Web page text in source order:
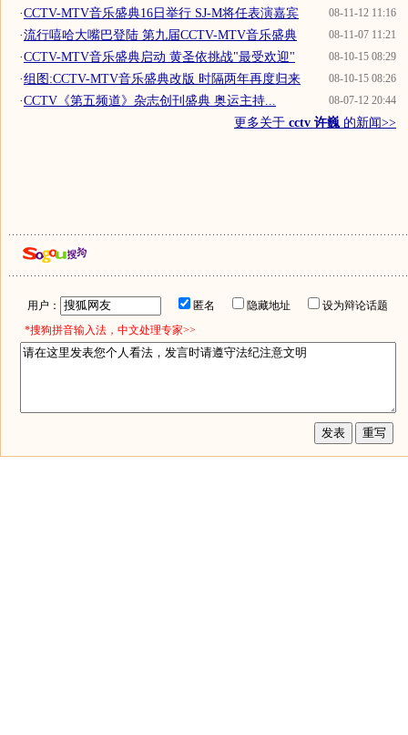
08-11-12 11:16
·CCTV-MTV音乐盛典16日举行 SJ-M将任表演嘉宾
08-11-07 11:21
·流行嘻哈大嘴巴登陆 第九届CCTV-MTV音乐盛典
08-10-15 08:29
·CCTV-MTV音乐盛典启动 黄圣依挑战"最受欢迎"
08-10-15 08:26
·组图:CCTV-MTV音乐盛典改版 时隔两年再度归来
08-07-12 20:44
·CCTV《第五频道》杂志创刊盛典 奥运主持...
更多关于 cctv 许巍 的新闻>>
用户： 匿名 隐藏地址
设为辩论话题
*搜狗拼音输入法，中文处理专家>>